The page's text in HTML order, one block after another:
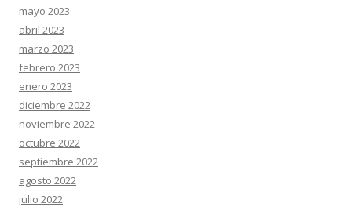
mayo 2023
abril 2023
marzo 2023
febrero 2023
enero 2023
diciembre 2022
noviembre 2022
octubre 2022
septiembre 2022
agosto 2022
julio 2022